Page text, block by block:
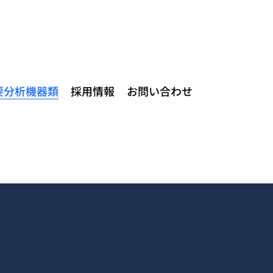
分析機器類 採用情報 お問い合わせ